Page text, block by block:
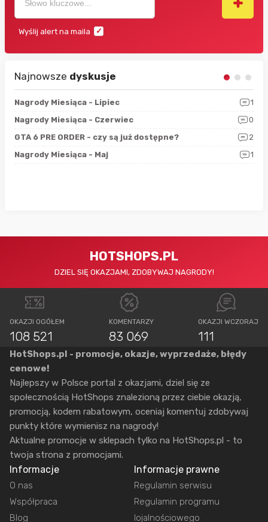
Wyślij alert na maila
Najnowsze dyskusje
Nagrody Miesiąca - Lipiec
1
Nagrody Miesiąca - Czerwiec
0
GTA 6 PRE ORDER - czy są już dostępne?
2
Nagrody Miesiąca - Maj
1
HOTSHOPS.PL
DZIEL SIĘ OKAZJAMI, ZDOBYWAJ NAGRODY!
OKAZJI OGÓŁEM
108 521
KOMENTARZY
83 069
OKAZJI WCZORAJ
111
HotShops.pl - promocje, okazje, wyprzedaże, błędy
cenowe!
Najlepszy w Polsce portal z okazjami, dziel się ze
społecznością HotShops znalezioną przez ciebie okazją,
promocją, kodem rabatowym, oceniaj komentuj zdobywaj
punkty które wymienisz na nagrody!
Aktualne promocje w sklepach tylko na HotShops.pl - to
twoja strona z promocjami.
Informacje
O nas
Współpraca
Blog
Informacje prawne
Regulamin serwisu
Regulamin programu
lojalnościowego